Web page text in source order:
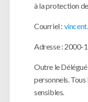
à la protection
Courriel :
Adresse : 2000-
Outre le
personnels.
sensibles.